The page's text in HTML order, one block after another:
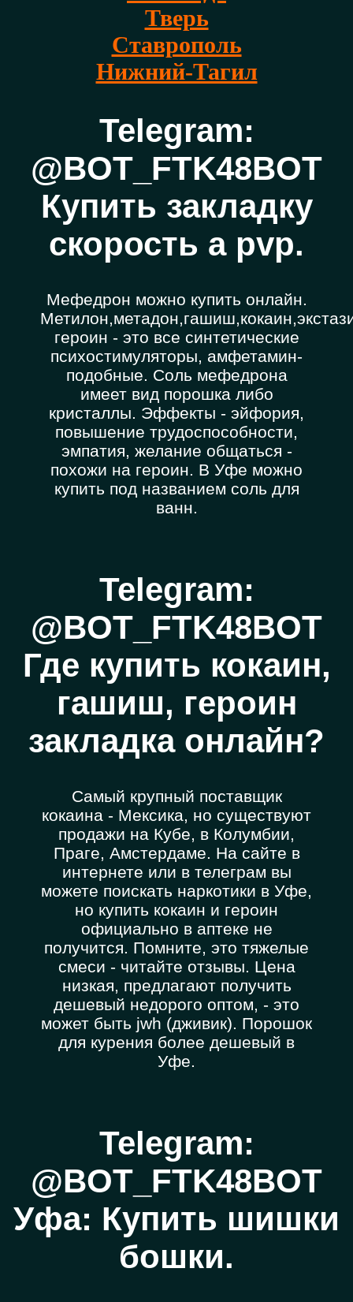
Тверь
Ставрополь
Нижний-Тагил
Telegram:
@BOT_FTK48BOT
Купить закладку
скорость a pvp.
Мефедрон можно купить онлайн.
героин - это все синтетические
психостимуляторы, амфетамин-
подобные. Соль мефедрона
имеет вид порошка либо
кристаллы. Эффекты - эйфория,
повышение трудоспособности,
эмпатия, желание общаться -
похожи на героин. В Уфе можно
купить под названием соль для
ванн.
Telegram:
@BOT_FTK48BOT
Где купить кокаин,
гашиш, героин
закладка онлайн?
Самый крупный поставщик
кокаина - Мексика, но существуют
продажи на Кубе, в Колумбии,
Праге, Амстердаме. На сайте в
интернете или в телеграм вы
можете поискать наркотики в Уфе,
но купить кокаин и героин
официально в аптеке не
получится. Помните, это тяжелые
смеси - читайте отзывы. Цена
низкая, предлагают получить
дешевый недорого оптом, - это
может быть jwh (дживик). Порошок
для курения более дешевый в
Уфе.
Telegram:
@BOT_FTK48BOT
Уфа: Купить шишки
бошки.